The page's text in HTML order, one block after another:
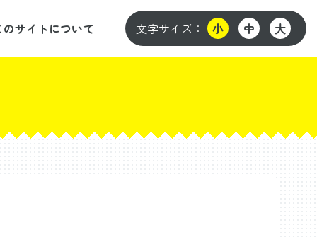
のサイトについて 文字サイズ： 小 中 大